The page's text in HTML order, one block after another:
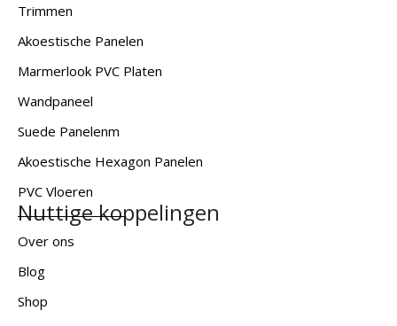
Trimmen
Akoestische Panelen
Marmerlook PVC Platen
Wandpaneel
Suede Panelenm
Akoestische Hexagon Panelen
PVC Vloeren
Nuttige koppelingen
Over ons
Blog
Shop